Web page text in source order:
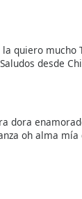
quiero mucho
desde
dora
oh alma mía